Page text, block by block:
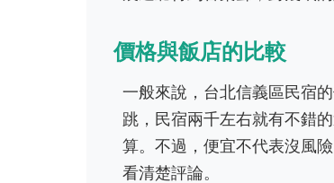
價格與飯店的比較
一般來說，台北信義區民宿
跳，民宿兩千左右就有不錯
算。不過，便宜不代表沒風
看清楚評論。